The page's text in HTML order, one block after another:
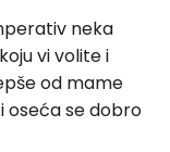
neka
vi volite i
od mame
oseća se dobro